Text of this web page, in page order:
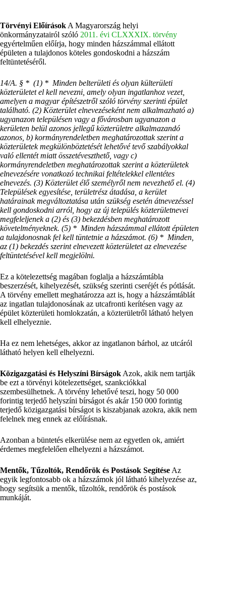
Törvényi Előírások A Magyarország helyi
önkormányzatairól szóló 2011. évi CLXXXIX. törvény
egyértelműen előírja, hogy minden házszámmal ellátott
épületen a tulajdonos köteles gondoskodni a házszám
feltüntetéséről.
14/A. § * (1) * Minden belterületi és olyan külterületi
közterületet el kell nevezni, amely olyan ingatlanhoz vezet,
amelyen a magyar építészetről szóló törvény szerinti épület
található. (2) Közterület elnevezéseként nem alkalmazható a)
ugyanazon településen vagy a fővárosban ugyanazon a
kerületen belül azonos jellegű közterületre alkalmazandó
azonos, b) kormányrendeletben meghatározottak szerint a
közterületek megkülönböztetését lehetővé tevő szabályokkal
való ellentét miatt összetéveszthető, vagy c)
kormányrendeletben meghatározottak szerint a közterületek
elnevezésére vonatkozó technikai feltételekkel ellentétes
elnevezés. (3) Közterület élő személyről nem nevezhető el. (4)
Települések egyesítése, területrész átadása, a kerület
határainak megváltoztatása után szükség esetén átnevezéssel
kell gondoskodni arról, hogy az új település közterületnevei
megfeleljenek a (2) és (3) bekezdésben meghatározott
követelményeknek. (5) * Minden házszámmal ellátott épületen
a tulajdonosnak fel kell tüntetnie a házszámot. (6) * Minden,
az (1) bekezdés szerint elnevezett közterületet az elnevezése
feltüntetésével kell megjelölni.
Ez a kötelezettség magában foglalja a házszámtábla
beszerzését, kihelyezését, szükség szerinti cseréjét és pótlását.
A törvény emellett meghatározza azt is, hogy a házszámtáblát
az ingatlan tulajdonosának az utcafronti kerítésen vagy az
épület közterületi homlokzatán, a közterületről látható helyen
kell elhelyeznie.
Ha ez nem lehetséges, akkor az ingatlanon bárhol, az utcáról
látható helyen kell elhelyezni.
Közigazgatási és Helyszíni Bírságok Azok, akik nem tartják
be ezt a törvényi kötelezettséget, szankciókkal
szembesülhetnek. A törvény lehetővé teszi, hogy 50 000
forintig terjedő helyszíni bírságot és akár 150 000 forintig
terjedő közigazgatási bírságot is kiszabjanak azokra, akik nem
felelnek meg ennek az előírásnak.
Azonban a büntetés elkerülése nem az egyetlen ok, amiért
érdemes megfelelően elhelyezni a házszámot.
Mentők, Tűzoltók, Rendőrök és Postások Segítése Az
egyik legfontosabb ok a házszámok jól látható kihelyezése az,
hogy segítsük a mentők, tűzoltók, rendőrök és postások
munkáját.